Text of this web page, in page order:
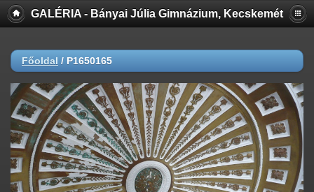
GALÉRIA - Bányai Júlia Gimnázium, Kecskemét
Főoldal / P1650165